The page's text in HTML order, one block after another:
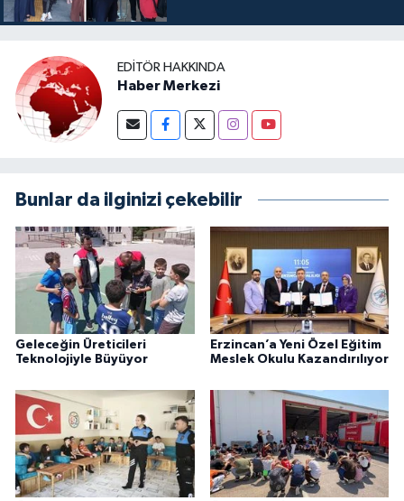
EDITÖR HAKKINDA
Haber Merkezi
Bunlar da ilginizi çekebilir
Geleceğin Üreticileri
Teknolojiyle Büyüyor
Erzincan’a Yeni Özel Eğitim
Meslek Okulu Kazandırılıyor